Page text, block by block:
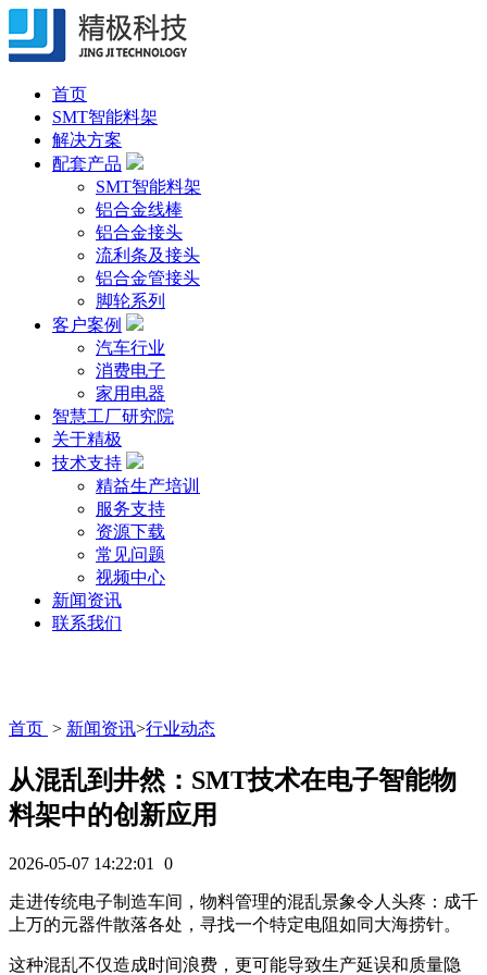
首页
SMT智能料架
解决方案
配套产品
SMT智能料架
铝合金线棒
铝合金接头
流利条及接头
铝合金管接头
脚轮系列
客户案例
汽车行业
消费电子
家用电器
智慧工厂研究院
关于精极
技术支持
精益生产培训
服务支持
资源下载
常见问题
视频中心
新闻资讯
联系我们
首页 > 新闻资讯>行业动态
从混乱到井然：SMT技术在电子智能物
料架中的创新应用
2026-05-07 14:22:01 0
走进传统电子制造车间，物料管理的混乱景象令人头疼：成千
上万的元器件散落各处，寻找一个特定电阻如同大海捞针。
这种混乱不仅造成时间浪费，更可能导致生产延误和质量隐